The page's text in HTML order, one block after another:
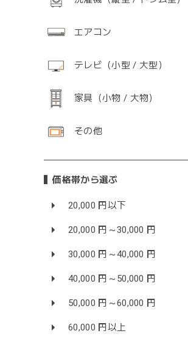
エアコン
テレビ（小型 / 大型）
家具（小物 / 大物）
その他
価格帯から選ぶ
20,000 円以下
20,000 円～30,000 円
30,000 円～40,000 円
40,000 円～50,000 円
50,000 円～60,000 円
60,000 円以上